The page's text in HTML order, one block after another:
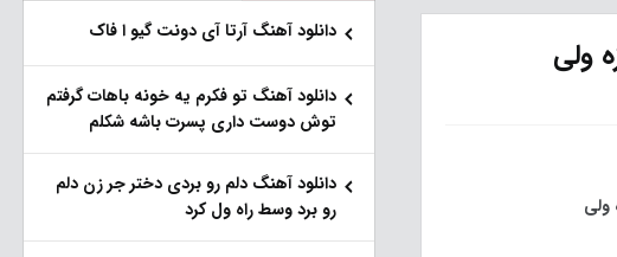
ولی
ولی
دانلود آهنگ آرتا آی دونت گیو ا فاک
دانلود آهنگ تو فکرم یه خونه باهات گرفتم
توش دوست داری پسرت باشه شکلم
دانلود آهنگ دلم رو بردی دختر جر زن دلم
رو برد وسط راه ول کرد